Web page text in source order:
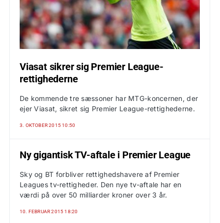
Viasat sikrer sig Premier League-
rettighederne
De kommende tre sæssoner har MTG-koncernen, der
ejer Viasat, sikret sig Premier League-rettighederne.
3. OKTOBER 2015 10:50
Ny gigantisk TV-aftale i Premier League
Sky og BT forbliver rettighedshavere af Premier
Leagues tv-rettigheder. Den nye tv-aftale har en
værdi på over 50 milliarder kroner over 3 år.
10. FEBRUAR 2015 18:20